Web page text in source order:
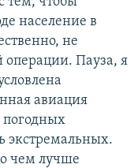
население в
не
операции. Пауза, я
авиация
погодных
экстремальных.
чем лучше